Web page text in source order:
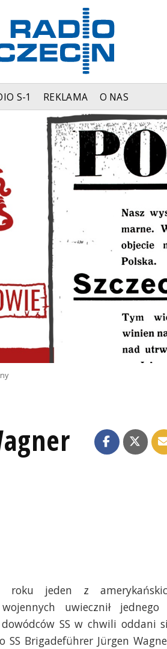
S-1 REKLAMA O NAS
jeden z
uwiecznił
SS w chwili oddani
SS Brigadeführer Jürgen